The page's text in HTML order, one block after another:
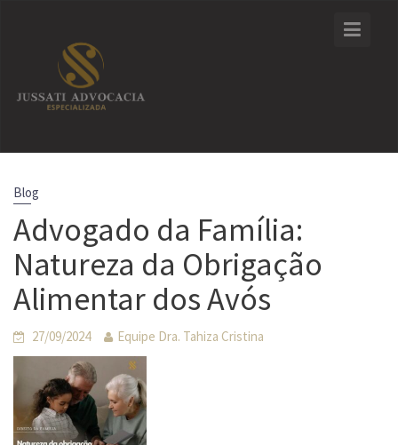
Blog
Advogado da Família:
Natureza da Obrigação
Alimentar dos Avós
27/09/2024 Equipe Dra. Tahiza Cristina